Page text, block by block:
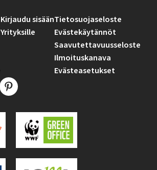
Kirjaudu sisään
Yrityksille
Tietosuojaseloste
Evästekäytännöt
Saavutettavuusseloste
Ilmoituskanava
Evästeasetukset